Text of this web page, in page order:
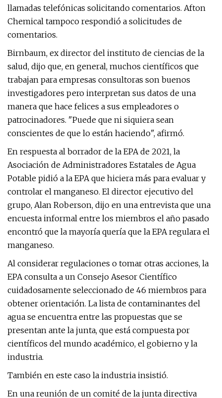
llamadas telefónicas solicitando comentarios. Afton
Chemical tampoco respondió a solicitudes de
comentarios.
Birnbaum, ex director del instituto de ciencias de la
salud, dijo que, en general, muchos científicos que
trabajan para empresas consultoras son buenos
investigadores pero interpretan sus datos de una
manera que hace felices a sus empleadores o
patrocinadores. "Puede que ni siquiera sean
conscientes de que lo están haciendo", afirmó.
En respuesta al borrador de la EPA de 2021, la
Asociación de Administradores Estatales de Agua
Potable pidió a la EPA que hiciera más para evaluar y
controlar el manganeso. El director ejecutivo del
grupo, Alan Roberson, dijo en una entrevista que una
encuesta informal entre los miembros el año pasado
encontró que la mayoría quería que la EPA regulara el
manganeso.
Al considerar regulaciones o tomar otras acciones, la
EPA consulta a un Consejo Asesor Científico
cuidadosamente seleccionado de 46 miembros para
obtener orientación. La lista de contaminantes del
agua se encuentra entre las propuestas que se
presentan ante la junta, que está compuesta por
científicos del mundo académico, el gobierno y la
industria.
También en este caso la industria insistió.
En una reunión de un comité de la junta directiva